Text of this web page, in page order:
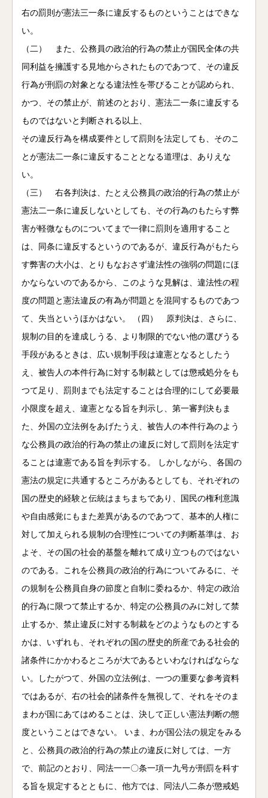
右の罰則が憲法三一条に違反するものということはできな
い。
（二） また、公務員の政治的行為の禁止が国民全体の共
同利益を擁護する見地からされたものであつて、その違反
行為が刑罰の対象となる違法性を帯びることが認められ、
かつ、その禁止が、前述のとおり、憲法二一条に違反する
ものではないと判断される以上、
その違反行為を構成要件として罰則を法定しても、そのこ
とが憲法二一条に違反することとなる道理は、ありえな
い。
（三） 右各判決は、たとえ公務員の政治的行為の禁止が
憲法二一条に違反しないとしても、その行為のもたらす弊
害が軽微なものについてまで一律に罰則を適用すること
は、同条に違反するというのであるが、違反行為がもたら
す弊害の大小は、とりもなおさず違法性の強弱の問題にほ
かならないのであるから、このような見解は、違法性の程
度の問題と憲法違反の有為が問題とを混同するものであつ
て、失当というほかはない。 （四） 原判決は、さらに、
規制の目的を達成しうる、より制限的でない他の選びうる
手段があるときは、広い規制手段は違憲となるとしたう
え、被告人の本件行為に対する制裁としては懲戒処分をも
つて足り、罰則までも法定することは合理的にして必要最
小限度を超え、違憲となる旨を判示し、第一審判決もま
た、外国の立法例をあげたうえ、被告人の本件行為のよう
な公務員の政治的行為の禁止の違反に対して罰則を法定す
ることは違憲である旨を判示する。 しかしながら、各国の
憲法の規定に共通するところがあるとしても、それぞれの
国の歴史的経験と伝統はまちまちであり、国民の権利意識
や自由感覚にもまた差異があるのであつて、基本的人権に
対して加えられる規制の合理性についての判断基準は、お
よそ、その国の社会的基盤を離れて成り立つものではない
のである。これを公務員の政治的行為についてみるに、そ
の規制を公務員自身の節度と自制に委ねるか、特定の政治
的行為に限つて禁止するか、特定の公務員のみに対して禁
止するか、禁止違反に対する制裁をどのようなものとする
かは、いずれも、それぞれの国の歴史的所産である社会的
諸条件にかかわるところが大であるといわなければならな
い。したがつて、外国の立法例は、一つの重要な参考資料
ではあるが、右の社会的諸条件を無視して、それをそのま
まわが国にあてはめることは、決して正しい憲法判断の態
度ということはできない。 いま、わが国公法の規定をみる
と、公務員の政治的行為の禁止の違反に対しては、一方
で、前記のとおり、同法一一〇条一項一九号が刑罰を科す
る旨を規定するとともに、他方では、同法八二条が懲戒処
電話 メール Zoom